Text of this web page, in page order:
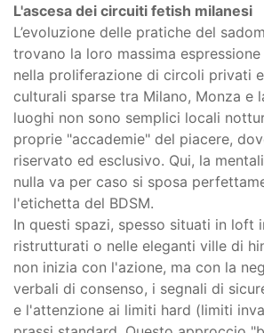
L'ascesa dei circuiti fetish milanesi
L’evoluzione delle pratiche del
trovano la loro massima
nella proliferazione di circoli privati
culturali sparse tra Milano, Monza e
luoghi non sono semplici locali
proprie "accademie" del piacere,
riservato ed esclusivo. Qui, la
nulla va per caso si sposa
l'etichetta del BDSM.
In questi spazi, spesso situati in loft
ristrutturati o nelle eleganti ville di
non inizia con l'azione, ma con la
verbali di consenso, i segnali di
e l'attenzione ai limiti hard (limiti